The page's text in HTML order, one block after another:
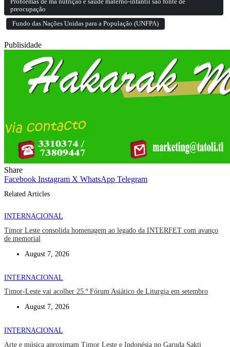
Problemas de má nutrição e saúde materno-infantil são fonte de
preocupação
Fundo das Nações Unidas para a População (UNFPA)
Publisidade
Share
Facebook Instagram X WhatsApp Telegram
Related Articles
INTERNACIONAL
Timor Leste consolida homenagem ao legado da INTERFET com avanço
de memorial
August 7, 2026
INTERNACIONAL
Timor-Leste vai acolher 25.º Fórum Asiático de Liturgia em setembro
August 7, 2026
INTERNACIONAL
Arte e música aproximam Timor Leste e Indonésia no Garuda Sakti